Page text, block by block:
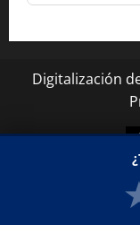
Digitalización
Copyright ©